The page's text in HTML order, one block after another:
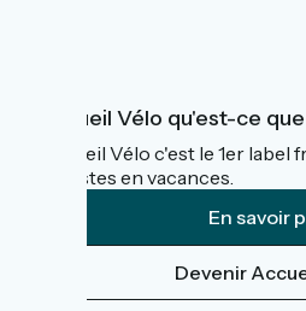
Accueil Vélo qu'est-ce
Accueil Vélo c'est le 1er label
cyclistes en vacances.
En savoir
Devenir